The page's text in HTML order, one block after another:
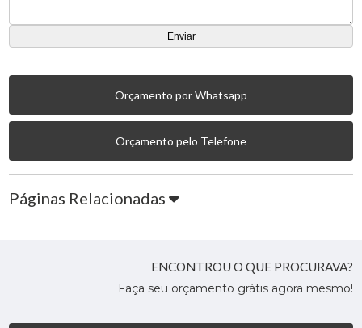
Orçamento por Whatsapp
Orçamento pelo Telefone
Páginas Relacionadas
ENCONTROU O QUE PROCURAVA?
Faça seu orçamento grátis agora mesmo!